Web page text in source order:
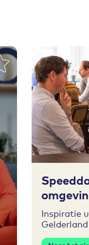
Toevoegen
Inspiratie
Gelderland